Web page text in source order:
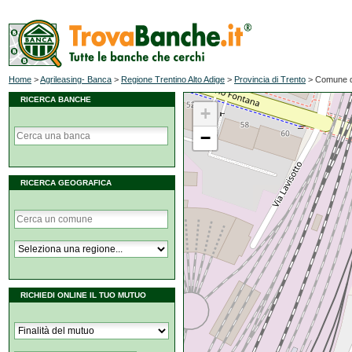
Home >Agrileasing- Banca > Regione Trentino Alto Adige > Provincia di Trento > Comune
RICERCA BANCHE
RICERCA GEOGRAFICA
RICHIEDI ONLINE IL TUO MUTUO
+
−